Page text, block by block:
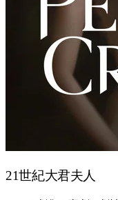
21世紀大君夫人